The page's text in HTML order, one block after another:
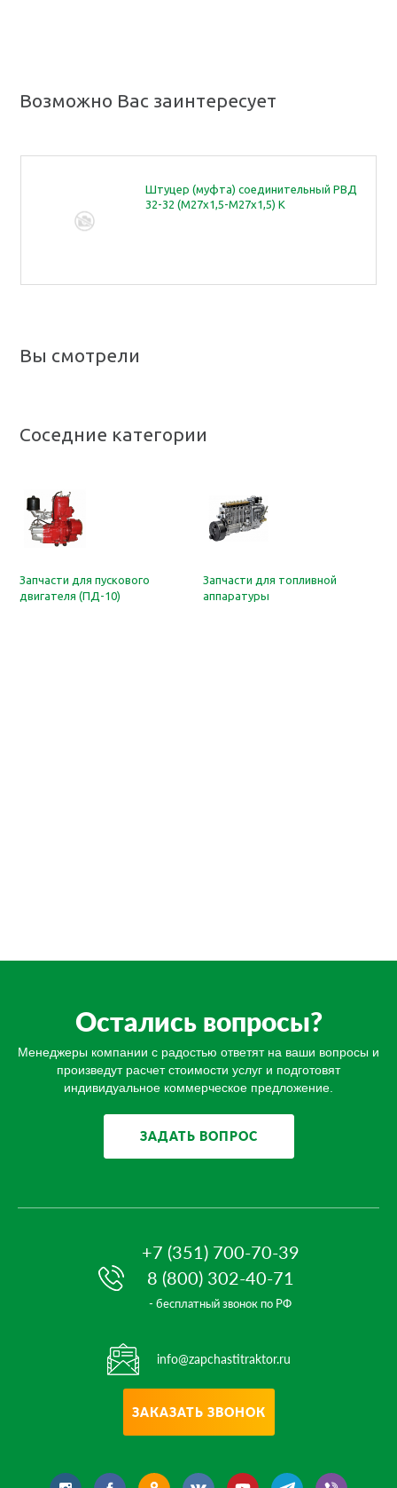
Возможно Вас заинтересует
(муфта) соединительный РВД
Рукав
Вы смотрели
Соседние категории
Запчасти для пускового
двигателя (ПД-10)
Запчасти для топливной
аппаратуры
Остались вопросы?
Менеджеры компании с радостью ответят на ваши вопросы и
произведут расчет стоимости услуг и подготовят
индивидуальное коммерческое предложение.
ЗАДАТЬ ВОПРОС
+7 (351) 700-70-39
8 (800) 302-40-71
- бесплатный звонок по РФ
info@zapchastitraktor.ru
ЗАКАЗАТЬ ЗВОНОК